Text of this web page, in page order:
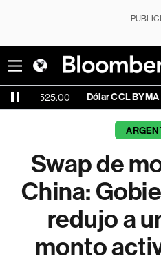
Dólar CCL BYMA 1,578.74
Swap de
China:
redujo a
monto